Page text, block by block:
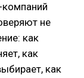
компаний
не
как
как
как